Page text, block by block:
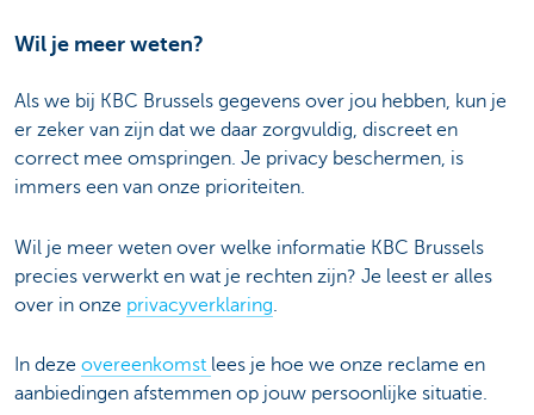
Wil je meer weten?
Als we bij KBC Brussels gegevens over jou hebben, kun je
er zeker van zijn dat we daar zorgvuldig, discreet en
correct mee omspringen. Je privacy beschermen, is
immers een van onze prioriteiten.
Wil je meer weten over welke informatie KBC Brussels
precies verwerkt en wat je rechten zijn? Je leest er alles
over in onze privacyverklaring.
In deze overeenkomst lees je hoe we onze reclame en
aanbiedingen afstemmen op jouw persoonlijke situatie.